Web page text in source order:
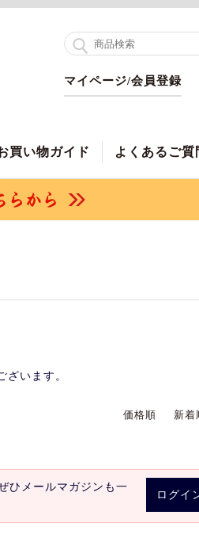
マイページ/会員登録
買い物ガイド よくあるご質
ざいます。
価格順 新着
ログイ
ひメールマガジンも一